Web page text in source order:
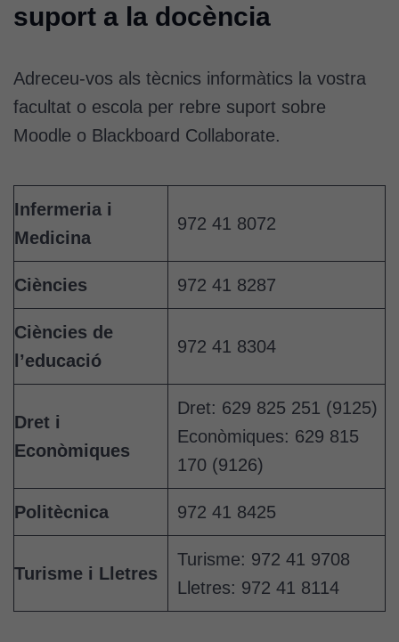
suport a la docència
Adreceu-vos als tècnics informàtics la vostra
facultat o escola per rebre suport sobre
Moodle o Blackboard Collaborate.
Infermeria i
Medicina
972 41 8072
Ciències 972 41 8287
Ciències de
l’educació
972 41 8304
Dret i
Econòmiques
Dret: 629 825 251 (9125)
Econòmiques: 629 815
170 (9126)
Politècnica 972 41 8425
Turisme i Lletres
Turisme: 972 41 9708
Lletres: 972 41 8114